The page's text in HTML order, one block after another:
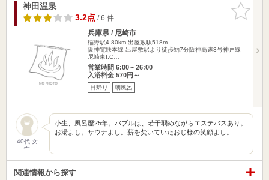
お気に入
りに追加
神田温泉
3.2点/ 6 件
兵庫県 / 尼崎市
稲野駅4.80km 出屋敷駅518m
阪神電鉄本線 出屋敷駅より徒歩約7分阪神高速3号神戸線
尼崎東I.C…
営業時間 6:00～26:00
入浴料金 570円～
日帰り 朝風呂
40代 女
性
小生、風呂歴25年。バブルは、若干弱めながらエステバスあり。
お湯よし。サウナよし。薪を焚いていたおじ様の笑顔よし。
関連情報から探す